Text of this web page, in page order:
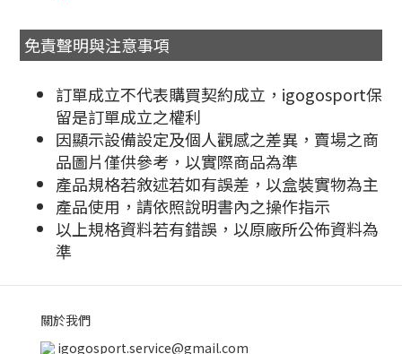
免責聲明與注意事項
訂單成立不代表購買契約成立，igogosport保
留是訂單成立之權利
因顯示設備設定及個人觀感之差異，賣場之商
品圖片僅供參考，以實際商品為準
產品規格若敘述若如有誤差，以盒裝實物為主
產品使用，請依照說明書內之操作指示
以上規格資料若有錯誤，以原廠所公佈資料為
準
關於我們
igogosport.service@gmail.com